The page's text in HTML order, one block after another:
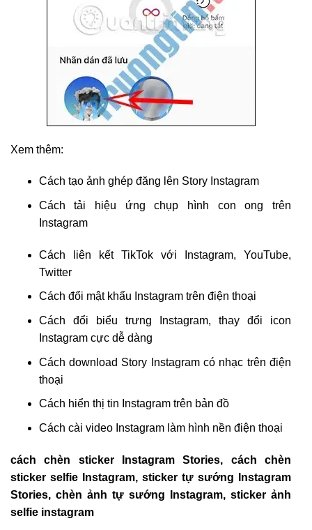
Xem thêm:
Cách tạo ảnh ghép đăng lên Story Instagram
Cách tải hiệu ứng chụp hình con ong trên
Instagram
Cách liên kết TikTok với Instagram, YouTube,
Twitter
Cách đổi mật khẩu Instagram trên điện thoại
Cách đổi biểu trưng Instagram, thay đổi icon
Instagram cực dễ dàng
Cách download Story Instagram có nhạc trên điện
thoại
Cách hiển thị tin Instagram trên bản đồ
Cách cài video Instagram làm hình nền điện thoại
cách chèn sticker Instagram Stories, cách chèn
sticker selfie Instagram, sticker tự sướng Instagram
Stories, chèn ảnh tự sướng Instagram, sticker ảnh
selfie instagram